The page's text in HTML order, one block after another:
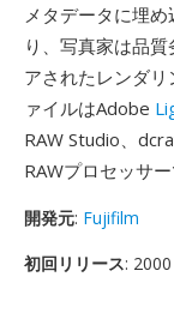
メタデータに埋
り、写真家は品
アされたレンダ
ァイルはAdobe
RAW Studio、
RAWプロセッサ
開発元: Fujifilm
初回リリース: 2000